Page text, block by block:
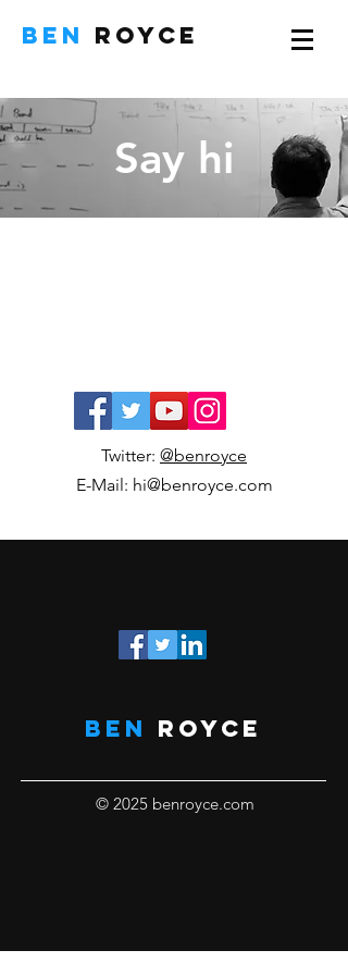
BEN ROYCE
Say hi
Twitter: @benroyce
E-Mail: hi@benroyce.com
BEN ROYCE
© 2025 benroyce.com